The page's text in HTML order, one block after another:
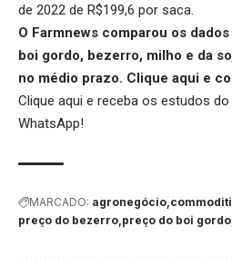
de 2022 de R$199,6 por saca.
O Farmnews comparou os
boi gordo, bezerro, milho e da
no médio prazo. Clique aqui e
Clique aqui e receba os estudos
WhatsApp!
MARCADO: agronegócio
preço do bezerro preço do boi gordo